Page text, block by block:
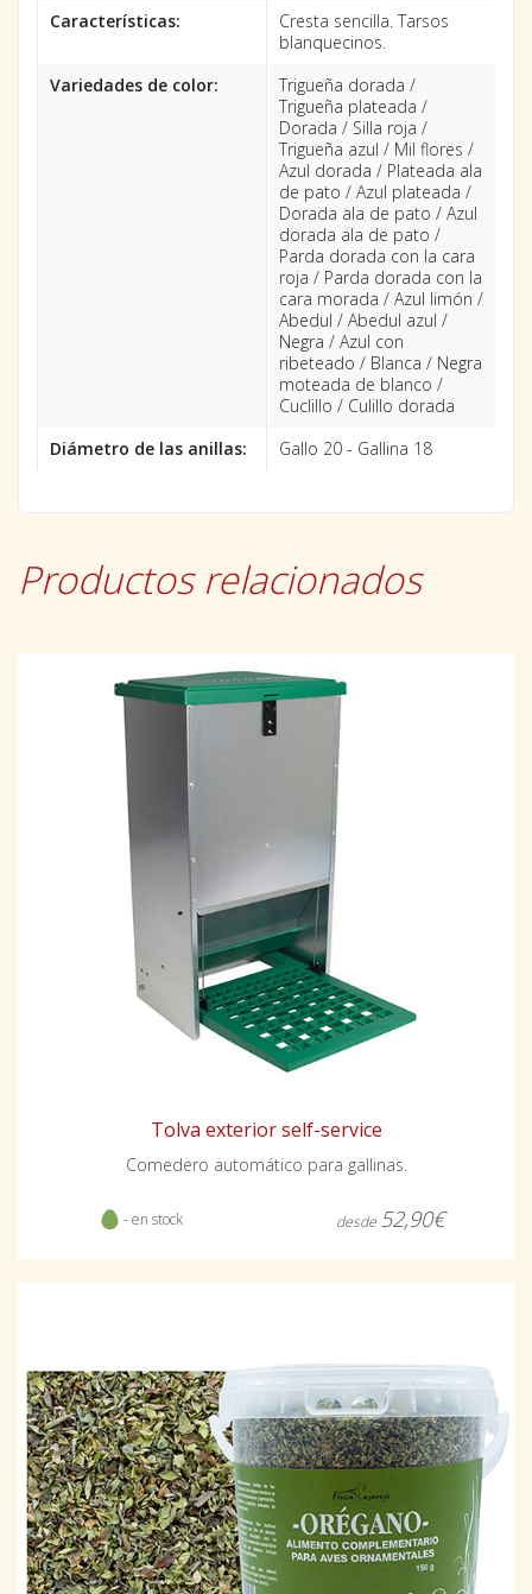
Características:
Cresta sencilla. Tarsos
blanquecinos.
Variedades de color:
Trigueña dorada /
Trigueña plateada /
Dorada / Silla roja /
Trigueña azul / Mil flores /
Azul dorada / Plateada ala
de pato / Azul plateada /
Dorada ala de pato / Azul
dorada ala de pato /
Parda dorada con la cara
roja / Parda dorada con la
cara morada / Azul limón /
Abedul / Abedul azul /
Negra / Azul con
ribeteado / Blanca / Negra
moteada de blanco /
Cuclillo / Culillo dorada
Diámetro de las anillas:
Gallo 20 - Gallina 18
Productos relacionados
Tolva exterior self-service
Comedero automático para gallinas.
- en stock desde 52,90€